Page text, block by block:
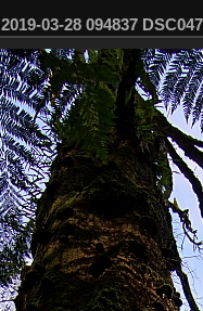
2019-03-28 094837